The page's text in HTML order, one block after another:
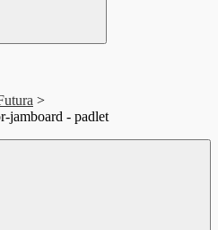
>
jamboard - padlet